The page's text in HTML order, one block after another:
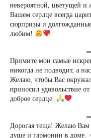
невероятной, цветущей
Вашем сердце всегда
сюрпризы и
любим!
Примите мои самые
никогда не подводит, а
Желаю, чтобы Вас
приносил удовольствие
доброе сердце.
Дорогая теща! Желаю Вам
душе и гармонии в доме.